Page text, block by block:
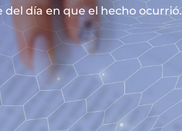
día en que el hecho ocurrió.